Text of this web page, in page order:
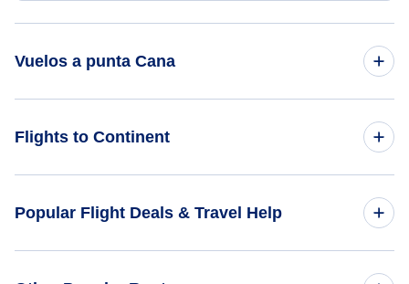
Vuelos a punta Cana
Vuelos de Cleveland a punta Cana - CLE a PUJ
Flights to Continent
Popular Flight Deals & Travel Help